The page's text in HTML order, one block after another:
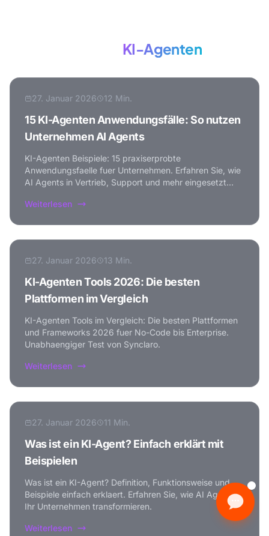
KI-Agenten
27. Januar 2026 12 Min.
15 KI-Agenten Anwendungsfälle: So nutzen
Unternehmen AI Agents
KI-Agenten Beispiele: 15 praxiserprobte
Anwendungsfaelle fuer Unternehmen. Erfahren Sie, wie
AI Agents in Vertrieb, Support und mehr eingesetzt
Weiterlesen
27. Januar 2026 13 Min.
KI-Agenten Tools 2026: Die besten
Plattformen im Vergleich
KI-Agenten Tools im Vergleich: Die besten Plattformen
und Frameworks 2026 fuer No-Code bis Enterprise.
Unabhaengiger Test von Synclaro.
Weiterlesen
27. Januar 2026 11 Min.
Was ist ein KI-Agent? Einfach erklärt mit
Beispielen
Was ist ein KI-Agent? Definition, Funktionsweise und
Beispiele einfach erklaert. Erfahren Sie, wie AI Agents
Ihr Unternehmen transformieren.
Weiterlesen